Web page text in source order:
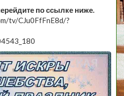
по ссылке ниже.
tv/CJu0FfFnE8d/?